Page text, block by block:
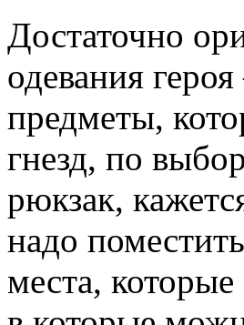
Достаточно
одевания
предметы,
гнезд, по
рюкзак,
надо
места,